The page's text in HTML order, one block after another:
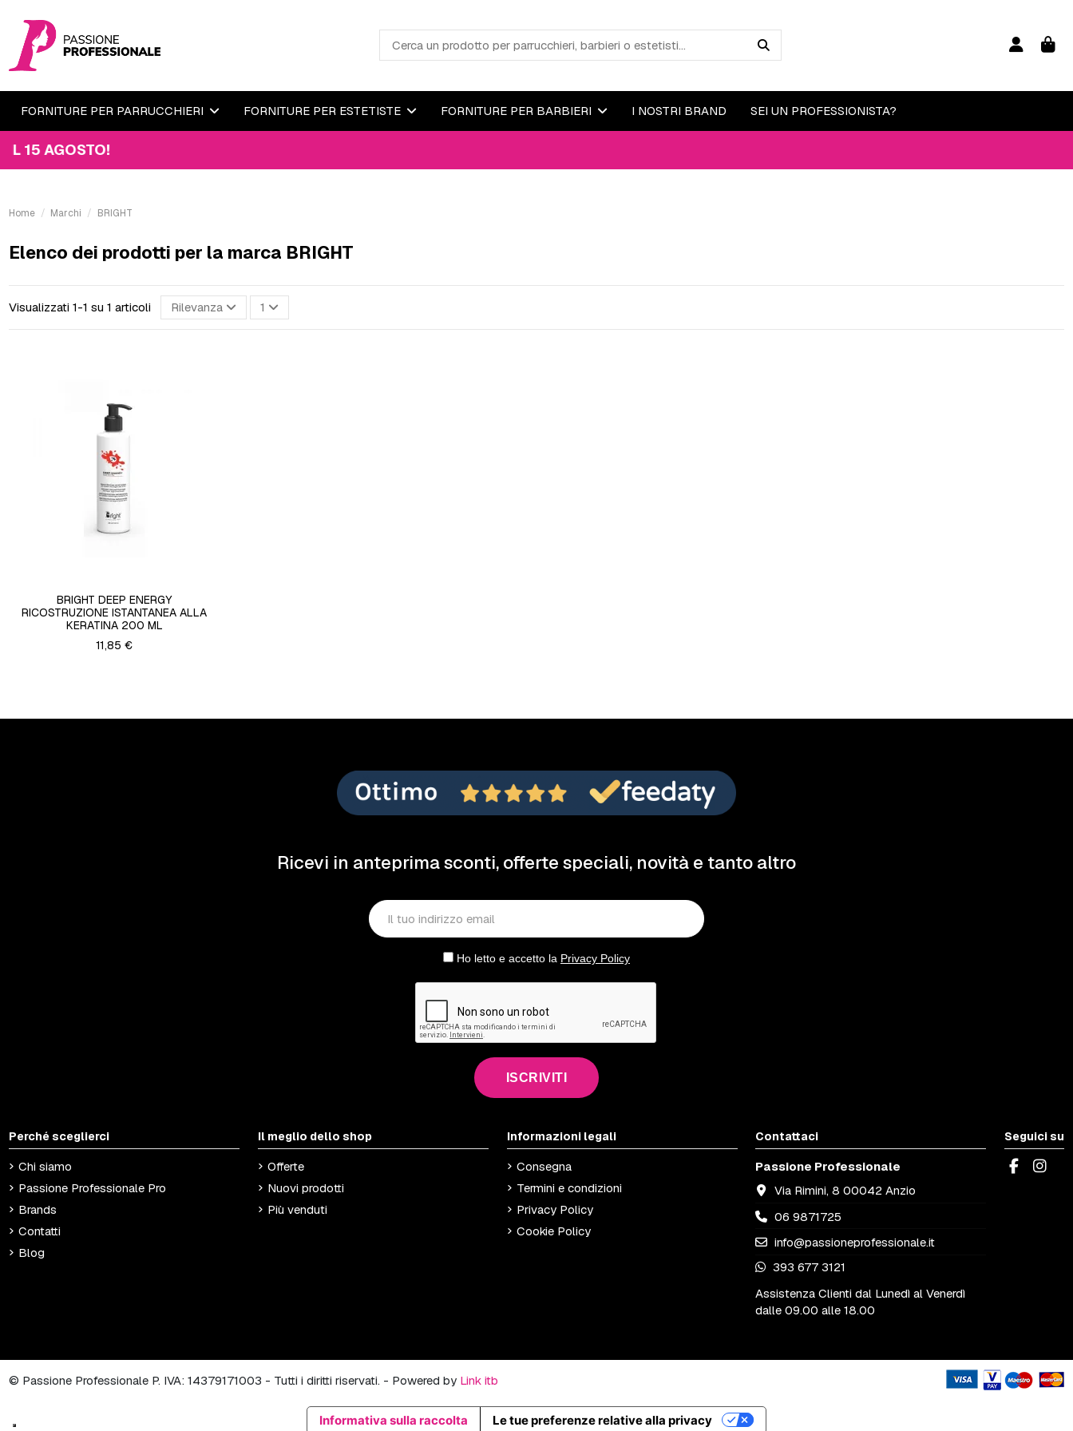
FORNITURE PER PARRUCCHIERI FORNITURE PER ESTETISTE FORNITURE PER BARBIERI I NOSTRI BRAND SEI UN PROFESSIONISTA?
AGOSTO!
Home Marchi BRIGHT
Elenco dei prodotti per la marca BRIGHT
Visualizzati 1-1 su 1 articoli Rilevanza 1
BRIGHT DEEP ENERGY
RICOSTRUZIONE ISTANTANEA ALLA
KERATINA 200 ML
11,85 €
Ricevi in anteprima sconti, offerte speciali, novità e tanto altro
Ho letto e accetto la Privacy Policy
ISCRIVITI
Perché sceglierci
Chi siamo
Passione Professionale Pro
Brands
Contatti
Blog
Il meglio dello shop
Offerte
Nuovi prodotti
Più venduti
Informazioni legali
Consegna
Termini e condizioni
Privacy Policy
Cookie Policy
Contattaci
Passione Professionale
Via Rimini, 8 00042 Anzio
06 9871725
info@passioneprofessionale.it
393 677 3121
Assistenza Clienti dal Lunedì al Venerdì
dalle 09.00 alle 18.00
Seguici su
© Passione Professionale P. IVA: 14379171003 - Tutti i diritti riservati. - Powered by Link itb
Informativa sulla raccolta Le tue preferenze relative alla privacy